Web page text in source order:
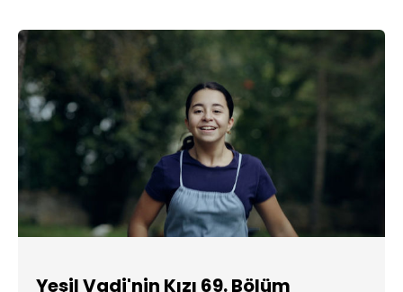
Yeşil Vadi'nin Kızı 69. Bölüm